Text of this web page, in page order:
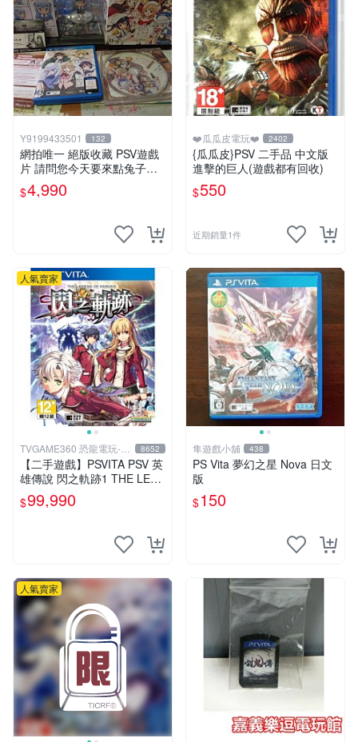
Y9199433501 132
網拍唯一 絕版收藏 PSV遊戲
片 請問您今天要來點兔子嗎
初回限定版 日文
$4,990
❤️瓜瓜皮電玩❤️ 2402
{瓜瓜皮}PSV 二手品 中文版
進擊的巨人(遊戲都有回收)
$550
近期銷量1件
人氣賣家
TVGAME360 恐龍電玩-台
中店
8652
【二手遊戲】PSVITA PSV 英
雄傳說 閃之軌跡1 THE LEG
END OF HEROES 1 I 中文版
台中
$99,990
隼遊戲小舖 438
PS Vita 夢幻之星 Nova 日文
版
$150
人氣賣家